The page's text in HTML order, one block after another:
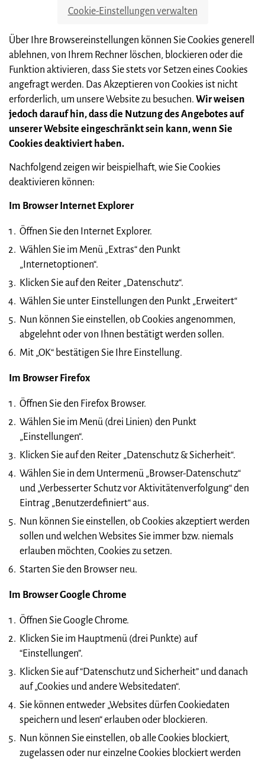
Cookie-Einstellungen verwalten
Über Ihre Browsereinstellungen können Sie Cookies generell
ablehnen, von Ihrem Rechner löschen, blockieren oder die
Funktion aktivieren, dass Sie stets vor Setzen eines Cookies
angefragt werden. Das Akzeptieren von Cookies ist nicht
erforderlich, um unsere Website zu besuchen. Wir weisen
jedoch darauf hin, dass die Nutzung des Angebotes auf
unserer Website eingeschränkt sein kann, wenn Sie
Cookies deaktiviert haben.
Nachfolgend zeigen wir beispielhaft, wie Sie Cookies
deaktivieren können:
Im Browser Internet Explorer
Öffnen Sie den Internet Explorer.
Wählen Sie im Menü „Extras“ den Punkt
„Internetoptionen“.
Klicken Sie auf den Reiter „Datenschutz“.
Wählen Sie unter Einstellungen den Punkt „Erweitert“
Nun können Sie einstellen, ob Cookies angenommen,
abgelehnt oder von Ihnen bestätigt werden sollen.
Mit „OK“ bestätigen Sie Ihre Einstellung.
Im Browser Firefox
Öffnen Sie den Firefox Browser.
Wählen Sie im Menü (drei Linien) den Punkt
„Einstellungen“.
Klicken Sie auf den Reiter „Datenschutz & Sicherheit“.
Wählen Sie in dem Untermenü „Browser-Datenschutz“
und „Verbesserter Schutz vor Aktivitätenverfolgung“ den
Eintrag „Benutzerdefiniert“ aus.
Nun können Sie einstellen, ob Cookies akzeptiert werden
sollen und welchen Websites Sie immer bzw. niemals
erlauben möchten, Cookies zu setzen.
Starten Sie den Browser neu.
Im Browser Google Chrome
Öffnen Sie Google Chrome.
Klicken Sie im Hauptmenü (drei Punkte) auf
“Einstellungen”.
Klicken Sie auf “Datenschutz und Sicherheit” und danach
auf „Cookies und andere Websitedaten“.
Sie können entweder „Websites dürfen Cookiedaten
speichern und lesen“ erlauben oder blockieren.
Nun können Sie einstellen, ob alle Cookies blockiert,
zugelassen oder nur einzelne Cookies blockiert werden